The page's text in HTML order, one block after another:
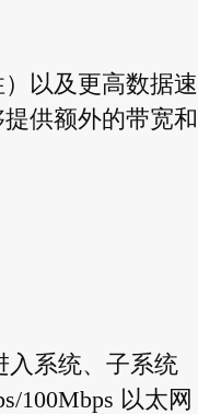
以及更高数据速
供额外的带宽和
入系统、子系统
100Mbps 以太网